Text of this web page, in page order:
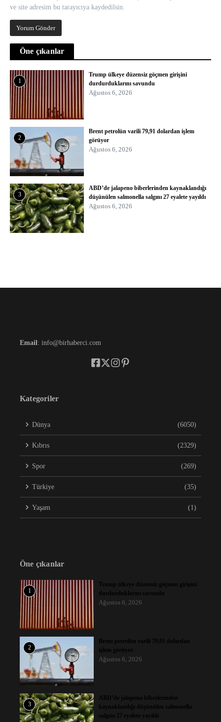
ve site adresim bu tarayıcıya kaydedilsin.
Öne çıkanlar
1
Trump ülkeye düzensiz göçmen girişini
durdurduklarını savundu
Ağustos 6, 2026
2
Brent petrolün varili 79,91 dolardan işlem
görüyor
Ağustos 6, 2026
3
ABD’de jalapeno biberlerinden kaynaklandığı
düşünülen salmonella salgını 27 eyalete yayıldı
Ağustos 6, 2026
Email : info@birhaberci.com
Kategoriler
Dünya (6050)
Kıbrıs (2329)
Spor (269)
Türkiye (35)
Yaşam (1)
Öne çıkanlar
1
Trump ülkeye düzensiz göçmen girişini
durdurduklarını savundu
Ağustos 6, 2026
2
Brent petrolün varili 79,91 dolardan
işlem görüyor
Ağustos 6, 2026
3
ABD’de jalapeno biberlerinden
kaynaklandığı düşünülen salmonella
salgını 27 eyalete yayıldı